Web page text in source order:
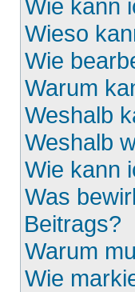
Wie kann
Wieso
Wie
Warum
Weshalb
Weshalb
Wie kann
Was
Beitrags?
Warum
Wie